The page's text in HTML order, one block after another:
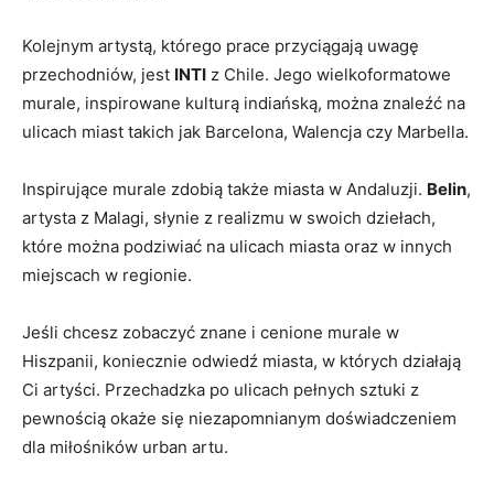
Kolejnym artystą, którego prace przyciągają uwagę
przechodniów, jest INTI z Chile. Jego wielkoformatowe
murale, inspirowane kulturą indiańską, można znaleźć na
ulicach miast takich jak Barcelona, Walencja czy Marbella.
Inspirujące murale zdobią także miasta w Andaluzji. Belin,
artysta z Malagi, słynie z realizmu w swoich dziełach,
które można podziwiać na ulicach miasta oraz w innych
miejscach w regionie.
Jeśli chcesz zobaczyć znane i cenione murale w
Hiszpanii, koniecznie odwiedź miasta, w których działają
Ci artyści. Przechadzka po ulicach pełnych sztuki z
pewnością okaże się niezapomnianym doświadczeniem
dla miłośników urban artu.